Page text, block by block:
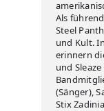
Als
Steel
und Kult.
erinnern
und
(Sänger),
Stix